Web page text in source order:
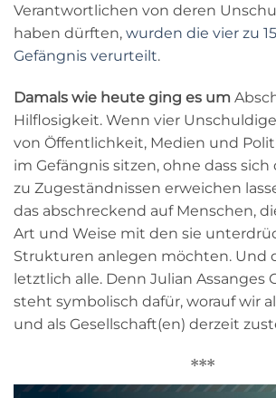
Verantwortlichen von deren
haben dürften, wurden die vier zu
Gefängnis verurteilt.
Damals wie heute ging es um
Hilflosigkeit. Wenn vier
von Öffentlichkeit, Medien und
im Gefängnis sitzen, ohne dass
zu Zugeständnissen erweichen
das abschreckend auf Menschen,
Art und Weise mit den sie
Strukturen anlegen möchten. Und
letztlich alle. Denn Julian Assanges
steht symbolisch dafür, worauf wir
und als Gesellschaft(en) derzeit
***